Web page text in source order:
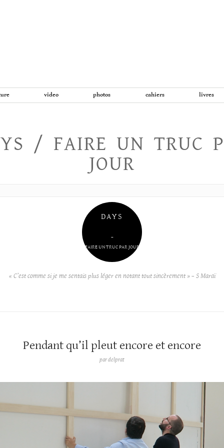
video photos cahiers livres
/ FAIRE UN TRUC
JOUR
DAYS
–
FAIRE UN TRUC PAR JOUR
« C’est comme si je me sentais plus léger en notant tout sincèrement » – S Maraï
Pendant qu’il pleut encore et encore
pardelprat